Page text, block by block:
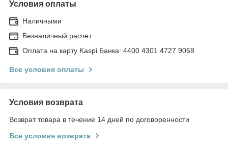
Условия оплаты
Наличными
Безналичный расчет
Оплата на карту Kaspi Банка: 4400 4301 4727 9068
Все условия оплаты
Условия возврата
Возврат товара в течение 14 дней по договоренности
Все условия возврата